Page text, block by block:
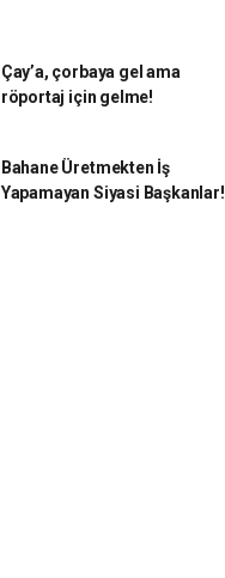
Çay’a, çorbaya gel ama
röportaj için gelme!
Bahane Üretmekten İş
Yapamayan Siyasi Başkanlar!